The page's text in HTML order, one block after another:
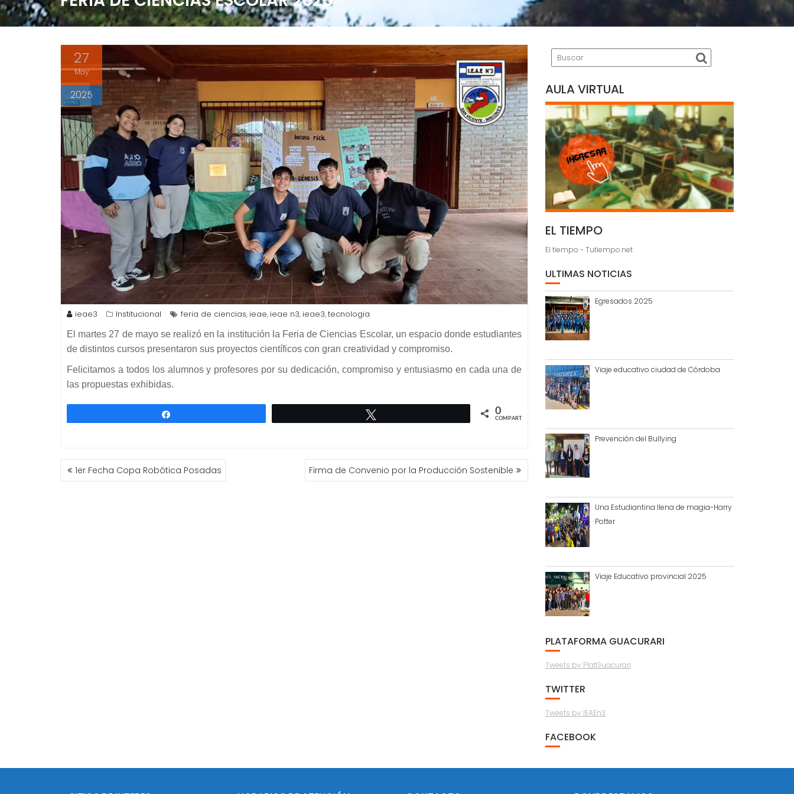
27
May
2025
ieae3 Institucional feria de ciencias, ieae, ieae n3, ieae3,tecnologia
El martes 27 de mayo se realizó en la institución la Feria de Ciencias Escolar, un espacio donde estudiantes
de distintos cursos presentaron sus proyectos científicos con gran creatividad y compromiso.
Felicitamos a todos los alumnos y profesores por su dedicación, compromiso y entusiasmo en cada una de
las propuestas exhibidas.
0
COMPARTIR
NAVEGACIÓN
DE1er Fecha Copa Robótica Posadas Firma de Convenio por la Producción Sostenible
AULA VIRTUAL
EL TIEMPO
El tiempo - Tutiempo.net
ULTIMAS NOTICIAS
Egresados 2025
Viaje educativo ciudad de Córdoba
Prevención del Bullying
Una Estudiantina llena de magia-Harry
Potter
Viaje Educativo provincial 2025
PLATAFORMA GUACURARI
Tweets by PlatGuacurari
TWITTER
Tweets by IEAEn3
FACEBOOK